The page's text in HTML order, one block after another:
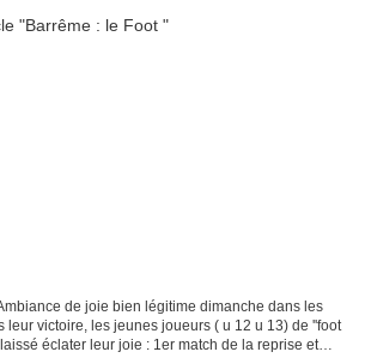
leur victoire, les jeunes joueurs ( u 12 u 13) de ''foot
éclater leur joie : 1er match de la reprise et